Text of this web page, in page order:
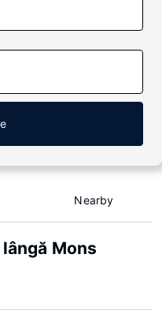
Nearby
Mons